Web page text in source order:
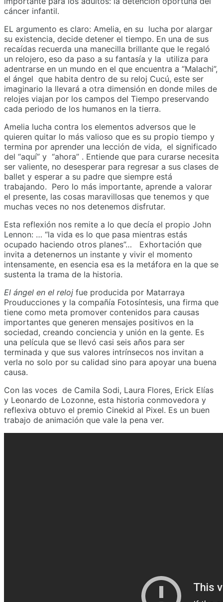
cáncer infantil.
EL argumento es claro: Amelia, en su lucha por alargar
su existencia, decide detener el tiempo. En una de sus
recaídas recuerda una manecilla brillante que le regaló
un relojero, eso da paso a su fantasía y la utiliza para
adentrarse en un mundo en el que encuentra a “Malachi”,
el ángel que habita dentro de su reloj Cucú, este ser
imaginario la llevará a otra dimensión en donde miles de
relojes viajan por los campos del Tiempo preservando
cada periodo de los humanos en la tierra.
Amelia lucha contra los elementos adversos que le
quieren quitar lo más valioso que es su propio tiempo y
termina por aprender una lección de vida, el significado
del “aquí” y “ahora” . Entiende que para curarse necesita
ser valiente, no desesperar para regresar a sus clases de
ballet y esperar a su padre que siempre está
trabajando. Pero lo más importante, aprende a valorar
el presente, las cosas maravillosas que tenemos y que
muchas veces no nos detenemos disfrutar.
Esta reflexión nos remite a lo que decía el propio John
Lennon: … “la vida es lo que pasa mientras estás
ocupado haciendo otros planes”… Exhortación que
invita a detenernos un instante y vivir el momento
intensamente, en esencia esa es la metáfora en la que se
sustenta la trama de la historia.
El ángel en el reloj fue producida por Matarraya
Prouducciones y la compañía Fotosíntesis, una firma que
tiene como meta promover contenidos para causas
importantes que generen mensajes positivos en la
sociedad, creando conciencia y unión en la gente. Es
una película que se llevó casi seis años para ser
terminada y que sus valores intrínsecos nos invitan a
verla no solo por su calidad sino para apoyar una buena
causa.
Con las voces de Camila Sodi, Laura Flores, Erick Elías
y Leonardo de Lozonne, esta historia conmovedora y
reflexiva obtuvo el premio Cinekid al Pixel. Es un buen
trabajo de animación que vale la pena ver.